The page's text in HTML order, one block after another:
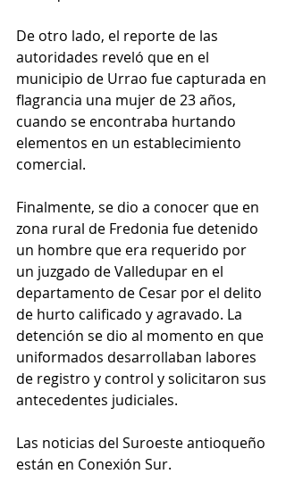
De otro lado, el reporte de las
autoridades reveló que en el
municipio de Urrao fue capturada en
flagrancia una mujer de 23 años,
cuando se encontraba hurtando
elementos en un establecimiento
comercial.
Finalmente, se dio a conocer que en
zona rural de Fredonia fue detenido
un hombre que era requerido por
un juzgado de Valledupar en el
departamento de Cesar por el delito
de hurto calificado y agravado. La
detención se dio al momento en que
uniformados desarrollaban labores
de registro y control y solicitaron sus
antecedentes judiciales.
Las noticias del Suroeste antioqueño
están en Conexión Sur.